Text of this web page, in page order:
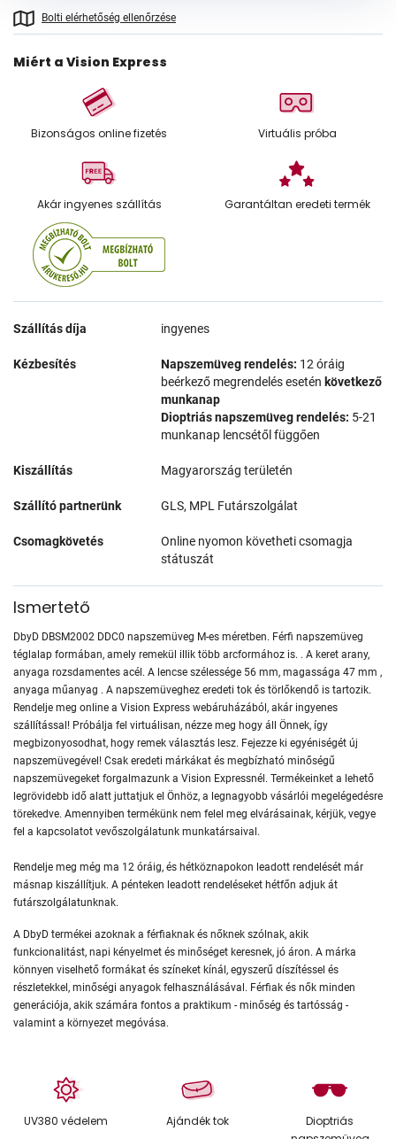
Bolti elérhetőség ellenőrzése
Miért a Vision Express
Bizonságos online fizetés Virtuális próba
Akár ingyenes szállítás Garantáltan eredeti termék
Szállítás díja ingyenes
Kézbesítés Napszemüveg rendelés: 12 óráig
beérkező megrendelés esetén következő
munkanap
Dioptriás napszemüveg rendelés: 5-21
munkanap lencsétől függően
Kiszállítás Magyarország területén
Szállító partnerünk GLS, MPL Futárszolgálat
Csomagkövetés
Online nyomon követheti csomagja
státuszát
Ismertető
DbyD DBSM2002 DDC0 napszemüveg M-es méretben. Férfi napszemüveg
téglalap formában, amely remekül illik több arcformához is. . A keret arany,
anyaga rozsdamentes acél. A lencse szélessége 56 mm, magassága 47 mm ,
anyaga műanyag . A napszemüveghez eredeti tok és törlőkendő is tartozik.
Rendelje meg online a Vision Express webáruházából, akár ingyenes
szállítással! Próbálja fel virtuálisan, nézze meg hogy áll Önnek, így
megbizonyosodhat, hogy remek választás lesz. Fejezze ki egyéniségét új
napszemüvegével! Csak eredeti márkákat és megbízható minőségű
napszemüvegeket forgalmazunk a Vision Expressnél. Termékeinket a lehető
legrövidebb idő alatt juttatjuk el Önhöz, a legnagyobb vásárlói megelégedésre
törekedve. Amennyiben termékünk nem felel meg elvárásainak, kérjük, vegye
fel a kapcsolatot vevőszolgálatunk munkatársaival.
Rendelje meg még ma 12 óráig, és hétköznapokon leadott rendelését már
másnap kiszállítjuk. A pénteken leadott rendeléseket hétfőn adjuk át
futárszolgálatunknak.
A DbyD termékei azoknak a férfiaknak és nőknek szólnak, akik
funkcionalitást, napi kényelmet és minőséget keresnek, jó áron. A márka
könnyen viselhető formákat és színeket kínál, egyszerű díszítéssel és
részletekkel, minőségi anyagok felhasználásával. Férfiak és nők minden
generációja, akik számára fontos a praktikum - minőség és tartósság -
valamint a környezet megóvása.
UV380 védelem Ajándék tok
Dioptriás